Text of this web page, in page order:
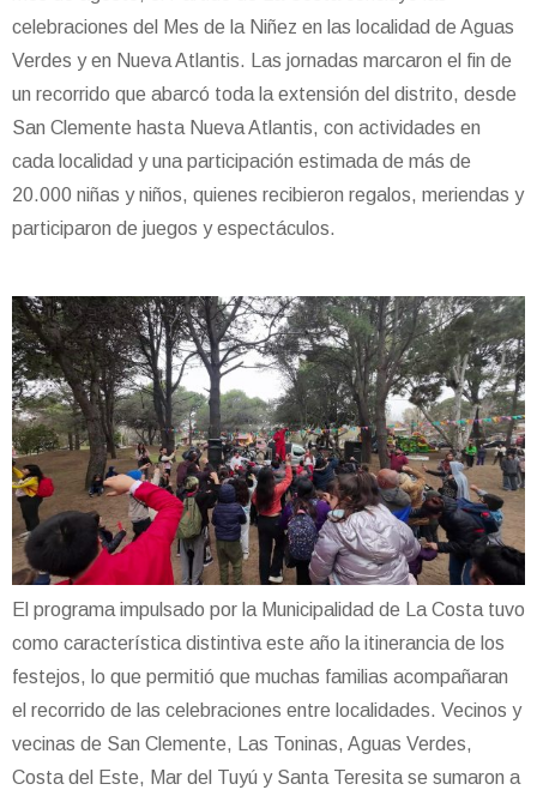
celebraciones del Mes de la Niñez en las localidad de Aguas
Verdes y en Nueva Atlantis. Las jornadas marcaron el fin de
un recorrido que abarcó toda la extensión del distrito, desde
San Clemente hasta Nueva Atlantis, con actividades en
cada localidad y una participación estimada de más de
20.000 niñas y niños, quienes recibieron regalos, meriendas y
participaron de juegos y espectáculos.
El programa impulsado por la Municipalidad de La Costa tuvo
como característica distintiva este año la itinerancia de los
festejos, lo que permitió que muchas familias acompañaran
el recorrido de las celebraciones entre localidades. Vecinos y
vecinas de San Clemente, Las Toninas, Aguas Verdes,
Costa del Este, Mar del Tuyú y Santa Teresita se sumaron a